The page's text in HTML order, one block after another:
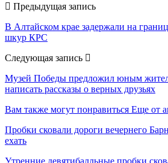
Предыдущая запись
В Алтайском крае задержали на
шкур КРС
Следующая запись
Музей Победы предложил юным
написать рассказы о верных друзьях
Вам также могут понравиться Еще от
Пробки сковали дороги вечернего
ехать
Утренние девятибалльные пробки